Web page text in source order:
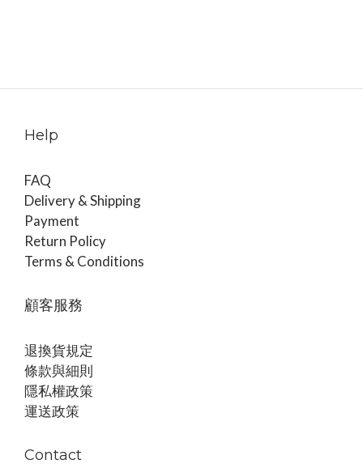
Help
FAQ
Delivery & Shipping
Payment
Return Policy
Terms & Conditions
顧客服務
退換貨規定
條款與細則
隱私權政策
運送政策
Contact